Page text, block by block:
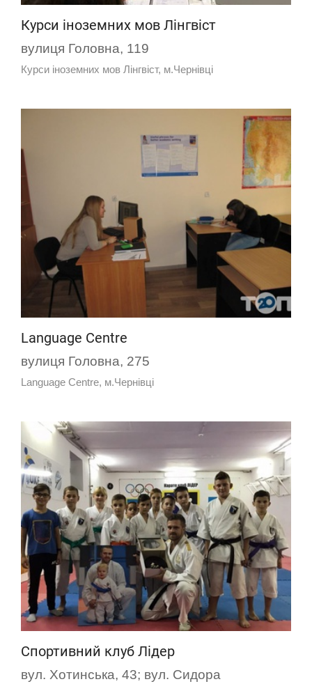
Курси іноземних мов Лінгвіст
вулиця Головна, 119
Курси іноземних мов Лінгвіст, м.Чернівці
Language Centre
вулиця Головна, 275
Language Centre, м.Чернівці
Спортивний клуб Лідер
вул. Хотинська, 43; вул. Сидора